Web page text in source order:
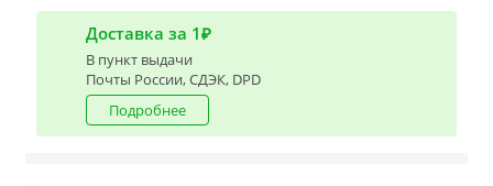
Доставка за 1₽
В пункт выдачи
Почты России, СДЭК, DPD
Подробнее